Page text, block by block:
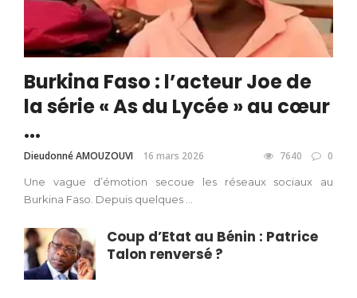
Burkina Faso : l’acteur Joe de
la série « As du Lycée » au cœur
...
Dieudonné AMOUZOUVI 16 mars 2026 7640 0
Une vague d’émotion secoue les réseaux sociaux au
Burkina Faso. Depuis quelques ...
Coup d’Etat au Bénin : Patrice
Talon renversé ?